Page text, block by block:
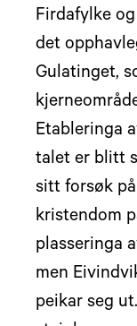
Firdafylke
det
Gulatinget,
Etableringa
talet er blitt
sitt forsøk
kristendom
plasseringa
men
peikar seg